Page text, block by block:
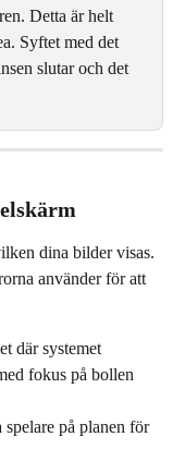
Detta är helt
Syftet med det
slutar och det
dina bilder visas.
använder för att
där systemet
fokus på bollen
spelare på planen för